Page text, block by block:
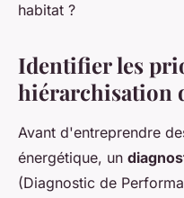
habitat ?
Identifier les
hiérarchisation
Avant d'entreprendre
énergétique, un
(Diagnostic de